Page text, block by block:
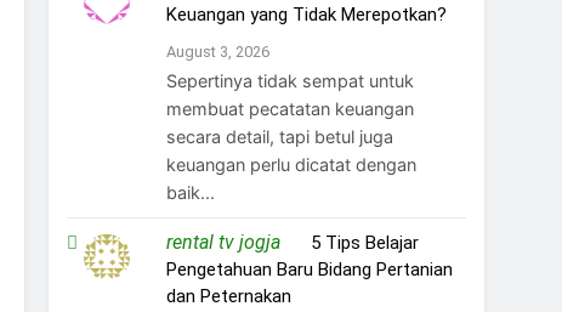
Keuangan yang Tidak Merepotkan?
August 3, 2026
Sepertinya tidak sempat untuk
membuat pecatatan keuangan
secara detail, tapi betul juga
keuangan perlu dicatat dengan
baik...
rental tv jogjaon 5 Tips Belajar
Pengetahuan Baru Bidang Pertanian
dan Peternakan